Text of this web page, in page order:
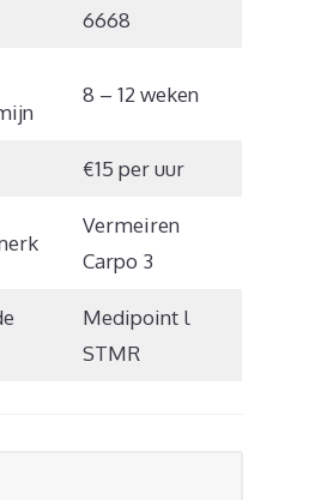
6668
8 – 12 weken
€15 per uur
Vermeiren
Carpo 3
Medipoint l
STMR